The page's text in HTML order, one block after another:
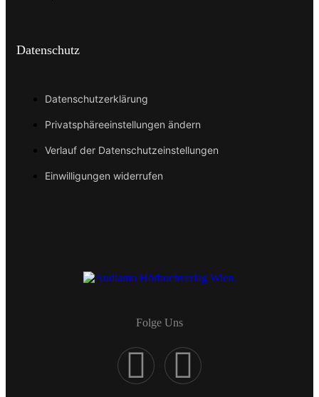
Datenschutz
Datenschutzerklärung
Privatsphäreeinstellungen ändern
Verlauf der Datenschutzeinstellungen
Einwilligungen widerrufen
Folge Uns